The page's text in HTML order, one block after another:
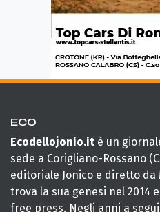
ECO
Ecodellojonio.it è un
sede a Corigliano-Rossano
editoriale Jonico e diretto da
trova la sua genesi nel 2014
free press. Negli anni a